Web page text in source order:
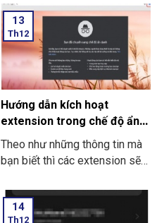
có thể ẩn thông tin này với các
thao tác đơn giản. Hãy cùng
THIÊN SƠN Computer tìm hiểu
cách làm sau nhé.
13
Th12
Hướng dẫn kích hoạt
extension trong chế độ ẩn
danh ở Google Chrome
Theo như những thông tin mà
bạn biết thì các extension sẽ
tab ẩn danh ở trên Google
Chrome. Trong bài viết này
14
Th12